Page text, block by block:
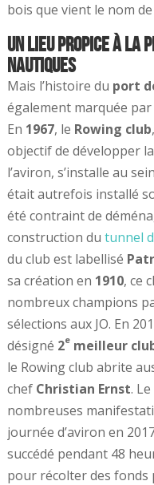
bois que vient le nom de
Un lieu propice à la
nautiques
Mais l’histoire du port
également marquée
En 1967, le Rowing club
objectif de développer
l’aviron, s’installe au
était autrefois installé
été contraint de
construction du tunnel
du club est labellisé
sa création en 1910, ce
nombreux champions
sélections aux JO. En
désigné 2emeilleur
le Rowing club abrite
chef Christian Ernst.
nombreuses
journée d’aviron en
succédé pendant 48
pour récolter des fonds